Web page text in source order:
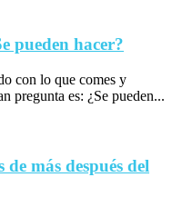
pueden hacer?
con lo que comes y
pregunta es: ¿Se pueden...
más después del